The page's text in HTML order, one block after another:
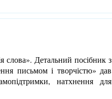
слова». Детальний посібник з
письмом і творчістю» дав
натхнення для